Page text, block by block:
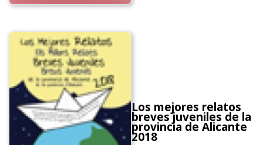
Los mejores relatos
breves juveniles de la
provincia de Alicante
2018